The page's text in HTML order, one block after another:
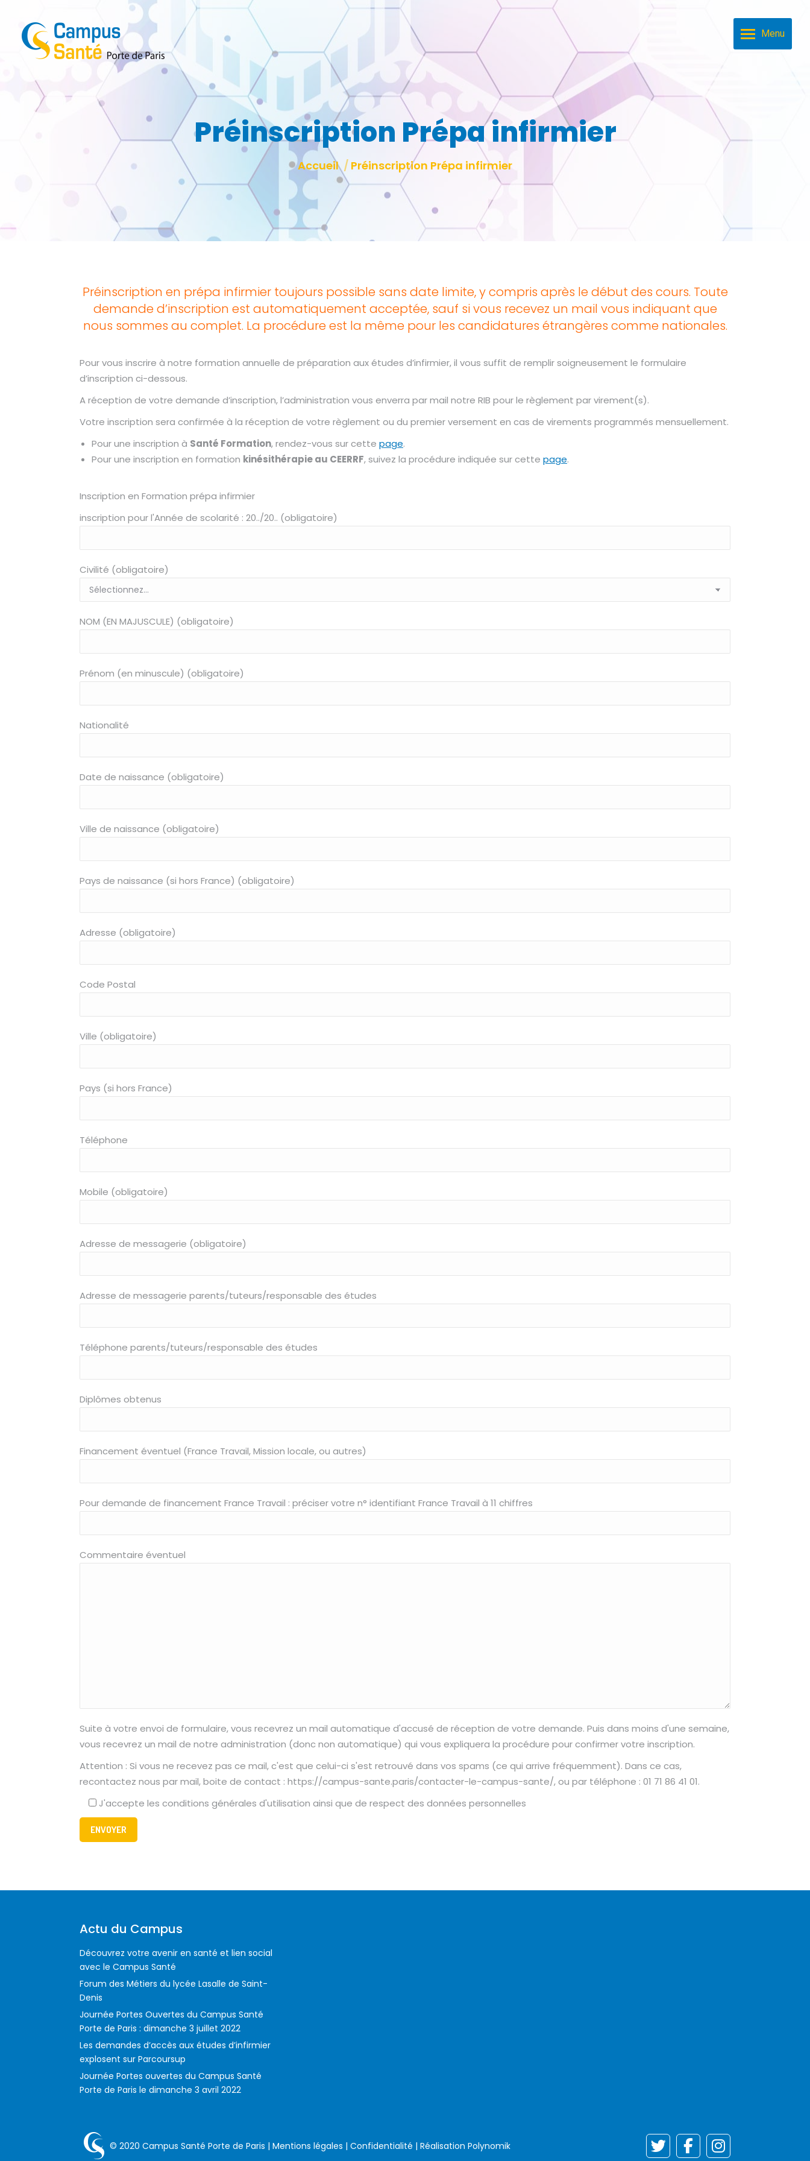
Menu
Préinscription Prépa infirmier
Vous êtes ici :
Accueil Préinscription Prépa infirmier
Préinscription en prépa infirmier toujours possible sans date limite, y compris après le début des cours. Toute
demande d’inscription est automatiquement acceptée, sauf si vous recevez un mail vous indiquant que
nous sommes au complet. La procédure est la même pour les candidatures étrangères comme nationales.
Pour vous inscrire à notre formation annuelle de préparation aux études d’infirmier, il vous suffit de remplir soigneusement le formulaire
d’inscription ci-dessous.
A réception de votre demande d’inscription, l’administration vous enverra par mail notre RIB pour le règlement par virement(s).
Votre inscription sera confirmée à la réception de votre règlement ou du premier versement en cas de virements programmés mensuellement.
Pour une inscription à Santé Formation, rendez-vous sur cette page.
Pour une inscription en formation kinésithérapie au CEERRF, suivez la procédure indiquée sur cette page.
Inscription en Formation prépa infirmier
inscription pour l'Année de scolarité : 20../20.. (obligatoire)
Civilité (obligatoire)
NOM (EN MAJUSCULE) (obligatoire)
Prénom (en minuscule) (obligatoire)
Nationalité
Date de naissance (obligatoire)
Ville de naissance (obligatoire)
Pays de naissance (si hors France) (obligatoire)
Adresse (obligatoire)
Code Postal
Ville (obligatoire)
Pays (si hors France)
Téléphone
Mobile (obligatoire)
Adresse de messagerie (obligatoire)
Adresse de messagerie parents/tuteurs/responsable des études
Téléphone parents/tuteurs/responsable des études
Diplômes obtenus
Financement éventuel (France Travail, Mission locale, ou autres)
Pour demande de financement France Travail : préciser votre n° identifiant France Travail à 11 chiffres
Commentaire éventuel
Suite à votre envoi de formulaire, vous recevrez un mail automatique d'accusé de réception de votre demande. Puis dans moins d'une semaine,
vous recevrez un mail de notre administration (donc non automatique) qui vous expliquera la procédure pour confirmer votre inscription.
Attention : Si vous ne recevez pas ce mail, c'est que celui-ci s'est retrouvé dans vos spams (ce qui arrive fréquemment). Dans ce cas,
recontactez nous par mail, boite de contact : https://campus-sante.paris/contacter-le-campus-sante/, ou par téléphone : 01 71 86 41 01.
J'accepte les conditions générales d'utilisation ainsi que de respect des données personnelles
Actu du Campus
Découvrez votre avenir en santé et lien social
avec le Campus Santé
Forum des Métiers du lycée Lasalle de Saint-
Denis
Journée Portes Ouvertes du Campus Santé
Porte de Paris : dimanche 3 juillet 2022
Les demandes d’accès aux études d’infirmier
explosent sur Parcoursup
Journée Portes ouvertes du Campus Santé
Porte de Paris le dimanche 3 avril 2022
© 2020 Campus Santé Porte de Paris | Mentions légales | Confidentialité | Réalisation Polynomik